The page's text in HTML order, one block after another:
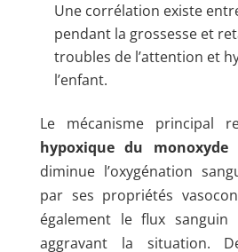
Une corrélation existe
pendant la grossesse et
troubles de l’attention et
l’enfant.
Le mécanisme principal
hypoxique du monoxyde
diminue l’oxygénation
par ses propriétés
également le flux sanguin
aggravant la situation.